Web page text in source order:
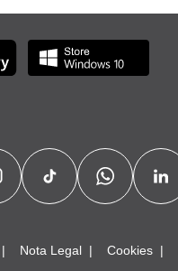
Nota Legal Cookies